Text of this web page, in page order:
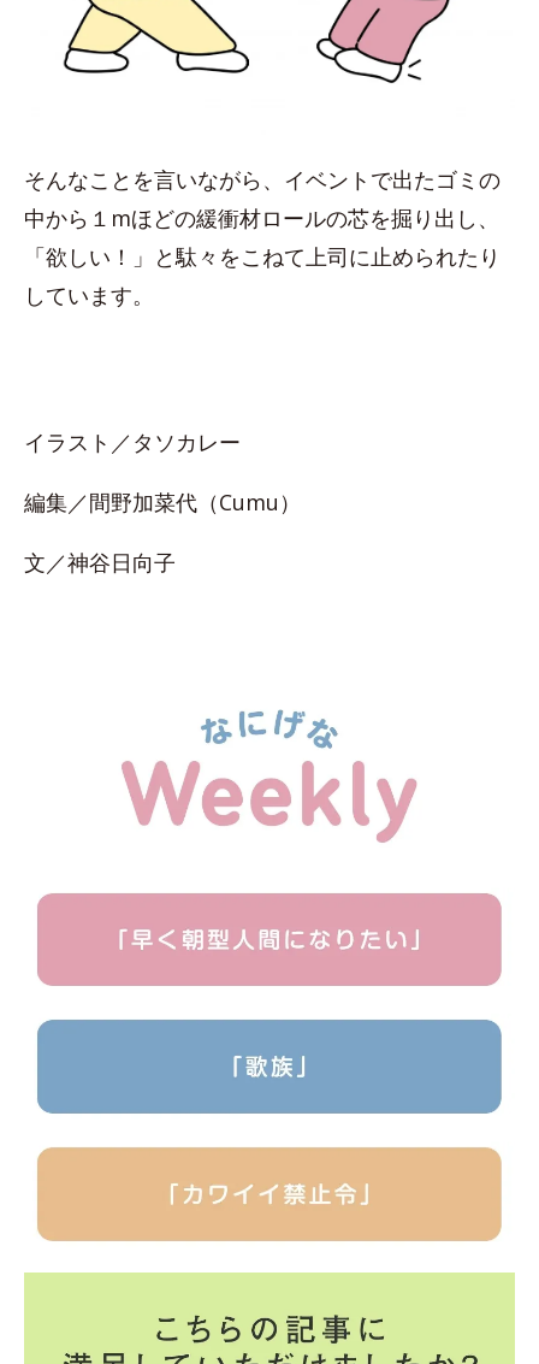
そんなことを言いながら、イベントで出たゴミの
中から１mほどの緩衝材ロールの芯を掘り出し、
「欲しい！」と駄々をこねて上司に止められたり
しています。
イラスト／タソカレー
編集／間野加菜代（Cumu）
文／神谷日向子